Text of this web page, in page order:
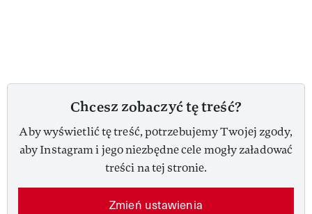
Chcesz zobaczyć tę treść?
Aby wyświetlić tę treść, potrzebujemy Twojej zgody,
aby Instagram i jego niezbędne cele mogły załadować
treści na tej stronie.
Zmień ustawienia